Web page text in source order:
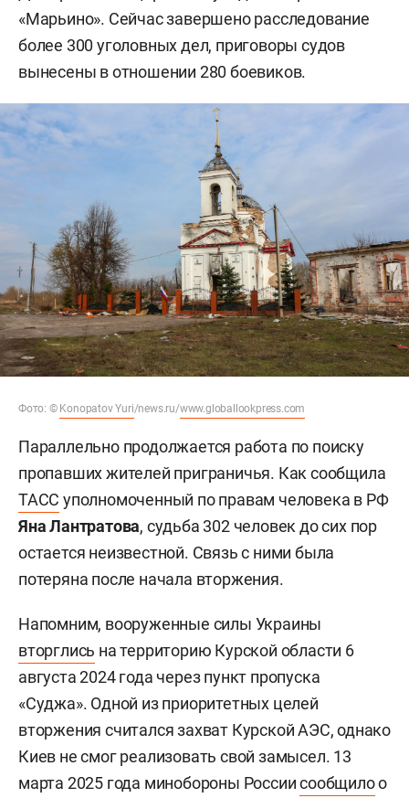
«Марьино». Сейчас завершено расследование
более 300 уголовных дел, приговоры судов
вынесены в отношении 280 боевиков.
Фото: © Konopatov Yuri/news.ru/www.globallookpress.com
Параллельно продолжается работа по поиску
пропавших жителей приграничья. Как сообщила
ТАСС уполномоченный по правам человека в РФ
Яна Лантратова, судьба 302 человек до сих пор
остается неизвестной. Связь с ними была
потеряна после начала вторжения.
Напомним, вооруженные силы Украины
вторглись на территорию Курской области 6
августа 2024 года через пункт пропуска
«Суджа». Одной из приоритетных целей
вторжения считался захват Курской АЭС, однако
Киев не смог реализовать свой замысел. 13
марта 2025 года минобороны Россиисообщилоо